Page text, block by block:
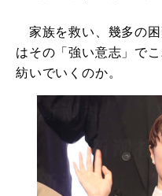
家族を救い、幾多の困
はその「強い意志」で
紡いでいくのか。